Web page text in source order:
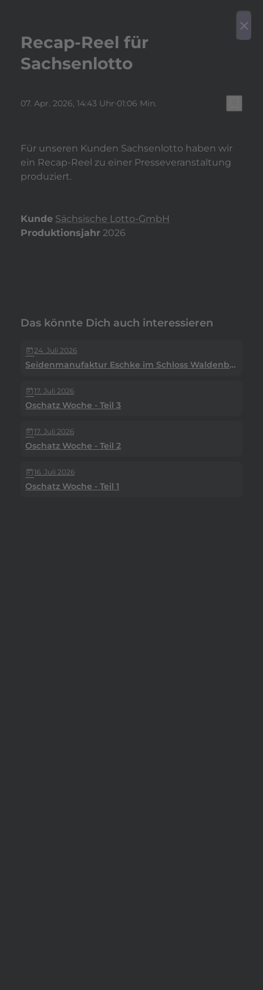
menu
Video
Recap-Reel für
Sachsenlotto
07. Apr. 2026, 14:43 Uhr 01:06 Min.
Für unseren Kunden Sachsenlotto haben wir
ein Recap-Reel zu einer Presseveranstaltung
produziert.
Kunde Sächsische Lotto-GmbH
Produktionsjahr 2026
Das könnte Dich auch interessieren
today24. Juli 2026
Seidenmanufaktur Eschke im Schloss Waldenburg
today 17. Juli 2026
Oschatz Woche - Teil 3
today 17. Juli 2026
Oschatz Woche - Teil 2
today 16. Juli 2026
Oschatz Woche - Teil 1
close